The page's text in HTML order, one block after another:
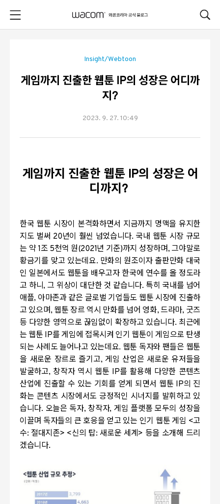
Insight/Webtoon
게임까지 진출한 웹툰 IP의 성장은 어디까
지?
2023. 9. 27. 10:49
게임까지 진출한 웹툰 IP의 성장은 어
디까지?
한국 웹툰 시장이 본격화하면서 지금까지 명맥을 유지한
지도 벌써 20년이 훨씬 넘었습니다. 국내 웹툰 시장 규모
는 약1조 5천억 원(2021년 기준)까지 성장하며, 그야말로
황금기를 맞고 있는데요. 만화의 원조이자 출판만화 대국
인 일본에서도 웹툰을 배우고자 한국에 연수를 올 정도라
고 하니, 그 위상이 대단한 것 같습니다. 특히 국내를 넘어
애플, 아마존과 같은 글로벌 기업들도 웹툰 시장에 진출하
고 있으며, 웹툰 장르 역시 만화를 넘어 영화,드라마, 굿즈
등 다양한 영역으로 끊임없이 확장하고 있습니다. 최근에
는 웹툰 IP를 게임에 접목시켜 인기 웹툰이 게임으로 탄생
되는 사례도 늘어나고 있는데요. 웹툰 독자와 팬들은 웹툰
을 새로운 장르로 즐기고,게임 산업은 새로운 유저들을
발굴하고, 창작자 역시 웹툰 IP를 활용해 다양한 콘텐츠
산업에 진출할 수 있는 기회를 얻게 되면서 웹툰 IP의 진
화는 콘텐츠 시장에서도 긍정적인 시너지를 발휘하고 있
습니다. 오늘은 독자, 창작자, 게임 플랫폼 모두의 성장을
이끌며 독자들의 큰 호응을 얻고 있는 인기 웹툰 게임 <고
수: 절대지존> <신의 탑:새로운 세계> 등을 소개해 드리
겠습니다.